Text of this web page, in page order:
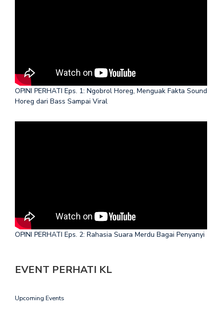
OPINI PERHATI Eps. 1: Ngobrol Horeg, Menguak Fakta Sound
Horeg dari Bass Sampai Viral
OPINI PERHATI Eps. 2: Rahasia Suara Merdu Bagai Penyanyi
EVENT PERHATI KL
Upcoming Events